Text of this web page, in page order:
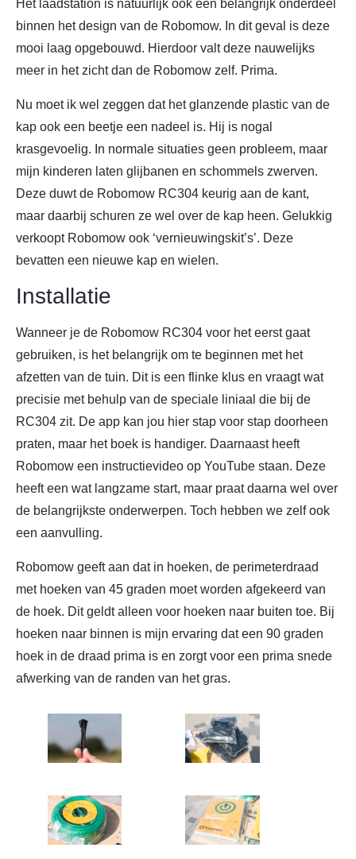
Het laadstation is natuurlijk ook een belangrijk onderdeel
binnen het design van de Robomow. In dit geval is deze
mooi laag opgebouwd. Hierdoor valt deze nauwelijks
meer in het zicht dan de Robomow zelf. Prima.
Nu moet ik wel zeggen dat het glanzende plastic van de
kap ook een beetje een nadeel is. Hij is nogal
krasgevoelig. In normale situaties geen probleem, maar
mijn kinderen laten glijbanen en schommels zwerven.
Deze duwt de Robomow RC304 keurig aan de kant,
maar daarbij schuren ze wel over de kap heen. Gelukkig
verkoopt Robomow ook ‘vernieuwingskit’s’. Deze
bevatten een nieuwe kap en wielen.
Installatie
Wanneer je de Robomow RC304 voor het eerst gaat
gebruiken, is het belangrijk om te beginnen met het
afzetten van de tuin. Dit is een flinke klus en vraagt wat
precisie met behulp van de speciale liniaal die bij de
RC304 zit. De app kan jou hier stap voor stap doorheen
praten, maar het boek is handiger. Daarnaast heeft
Robomow een instructievideo op YouTube staan. Deze
heeft een wat langzame start, maar praat daarna wel over
de belangrijkste onderwerpen. Toch hebben we zelf ook
een aanvulling.
Robomow geeft aan dat in hoeken, de perimeterdraad
met hoeken van 45 graden moet worden afgekeerd van
de hoek. Dit geldt alleen voor hoeken naar buiten toe. Bij
hoeken naar binnen is mijn ervaring dat een 90 graden
hoek in de draad prima is en zorgt voor een prima snede
afwerking van de randen van het gras.